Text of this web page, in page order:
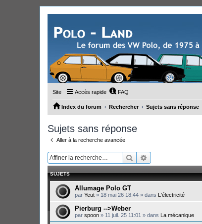
Site Accès rapide FAQ
Index du forum Rechercher Sujets sans réponse
Sujets sans réponse
Aller à la recherche avancée
Rechercher
SUJETS
Allumage Polo GT
par Yeut » 18 mai 26 18:44 » dans L'électricité
Pierburg -->Weber
par spoon » 11 juil. 25 11:01 » dans La mécanique